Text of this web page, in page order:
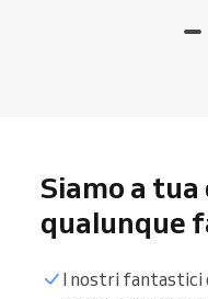
Siamo a
qualunque
I nostri fantastici